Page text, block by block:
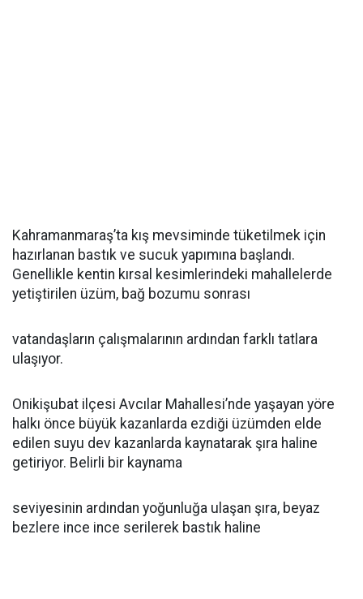
Kahramanmaraş’ta kış mevsiminde tüketilmek için
hazırlanan bastık ve sucuk yapımına başlandı.
Genellikle kentin kırsal kesimlerindeki mahallelerde
yetiştirilen üzüm, bağ bozumu sonrası
vatandaşların çalışmalarının ardından farklı tatlara
ulaşıyor.
Onikişubat ilçesi Avcılar Mahallesi’nde yaşayan yöre
halkı önce büyük kazanlarda ezdiği üzümden elde
edilen suyu dev kazanlarda kaynatarak şıra haline
getiriyor. Belirli bir kaynama
seviyesinin ardından yoğunluğa ulaşan şıra, beyaz
bezlere ince ince serilerek bastık haline